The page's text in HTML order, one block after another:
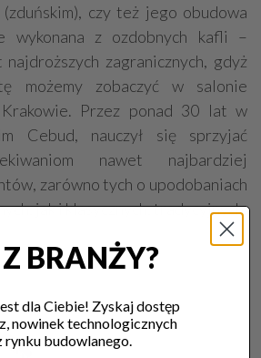
czy też jego obudowa
wykonana z ozdobnych kafli –
zagranicznych, gdyż
możemy zobaczyć w salonie
Krakowie. Przez ponad 30 lat w
Cebud, nauczył się sprzyjać
nawet najbardziej
zarówno tych o upodobaniach
jak i klasycznych, tradycyjnych.
Z BRANŻY?
dla Ciebie! Zyskaj dostęp
nowinek technologicznych
rynku budowlanego.